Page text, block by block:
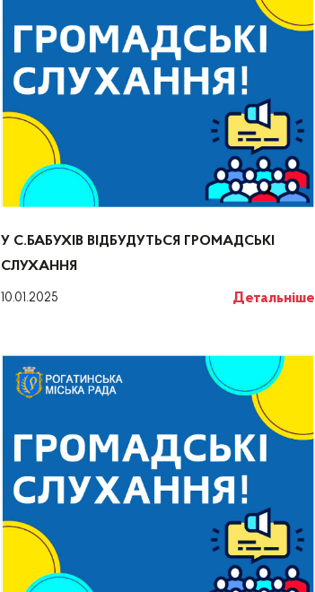
У С.БАБУХІВ ВІДБУДУТЬСЯ ГРОМАДСЬКІ
СЛУХАННЯ
10.01.2025 Детальніше